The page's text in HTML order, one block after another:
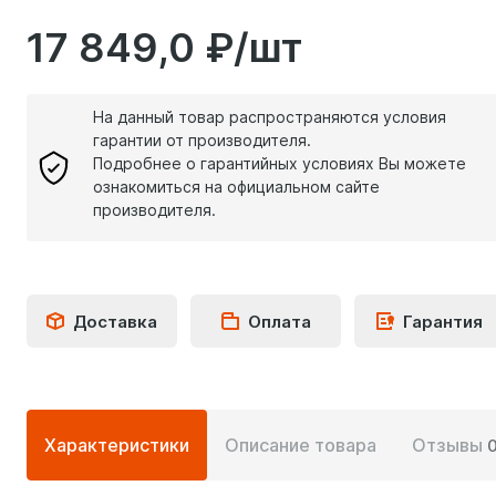
17 849,0 ₽/шт
На данный товар распространяются условия
гарантии от производителя.
Подробнее о гарантийных условиях Вы можете
ознакомиться на официальном сайте
производителя.
Доставка Оплата Гарантия
информация
Характеристики Описание товара Отзывы